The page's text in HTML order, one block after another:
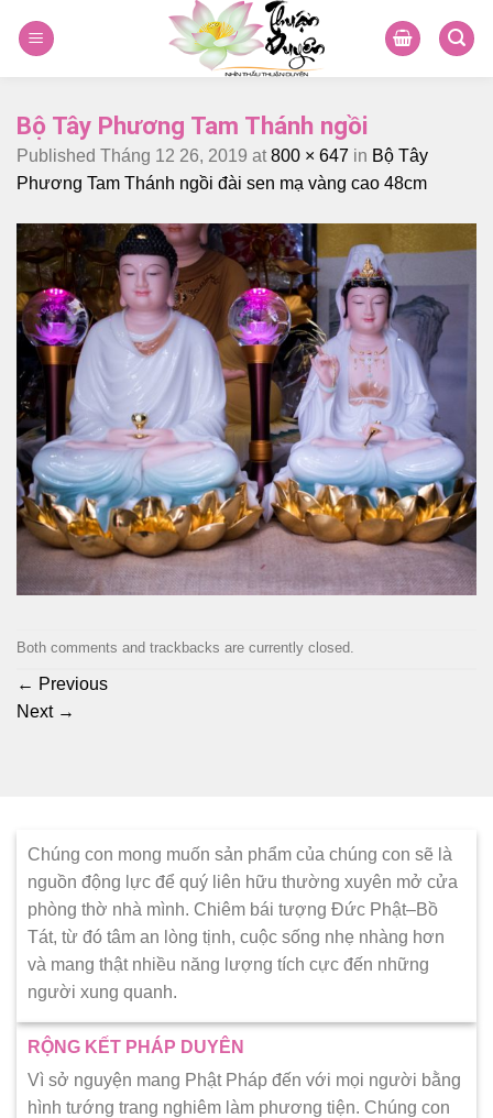
Bộ Tây Phương Tam Thánh ngồi
Published Tháng 12 26, 2019 at 800 × 647 in Bộ Tây
Phương Tam Thánh ngồi đài sen mạ vàng cao 48cm
Both comments and trackbacks are currently closed.
← Previous
Next →
Chúng con mong muốn sản phẩm của chúng con sẽ là
nguồn động lực để quý liên hữu thường xuyên mở cửa
phòng thờ nhà mình. Chiêm bái tượng Đức Phật–Bồ
Tát, từ đó tâm an lòng tịnh, cuộc sống nhẹ nhàng hơn
và mang thật nhiều năng lượng tích cực đến những
người xung quanh.
RỘNG KẾT PHÁP DUYÊN
Vì sở nguyện mang Phật Pháp đến với mọi người bằng
hình tướng trang nghiêm làm phương tiện. Chúng con